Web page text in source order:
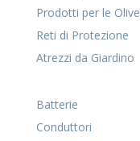
Prodotti per le Olive
Reti di Protezione
Atrezzi da Giardino
Batterie
Conduttori